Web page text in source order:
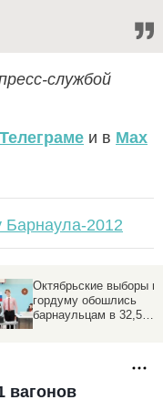
службой
Телеграме и в Max
2012
Октябрьские выборы в
гордуму обошлись
барнаульцам в 32,5
вагонов